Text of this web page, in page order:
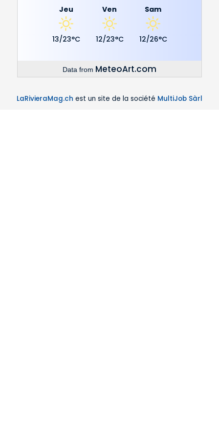
Jeu
13/23°C
Ven
12/23°C
Sam
12/26°C
Data from MeteoArt.com
LaRivieraMag.ch est un site de la société MultiJob Sàrl